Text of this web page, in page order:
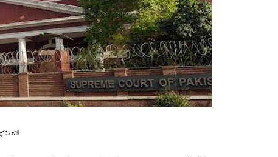
لاہور: